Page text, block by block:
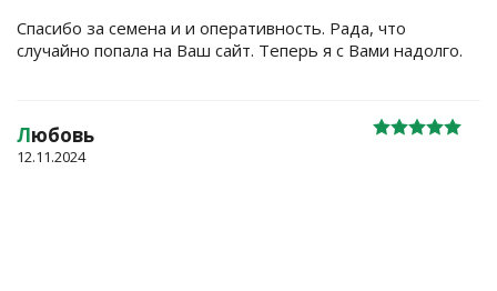
Спасибо за семена и и оперативность. Рада, что
случайно попала на Ваш сайт. Теперь я с Вами надолго.
Любовь
12.11.2024